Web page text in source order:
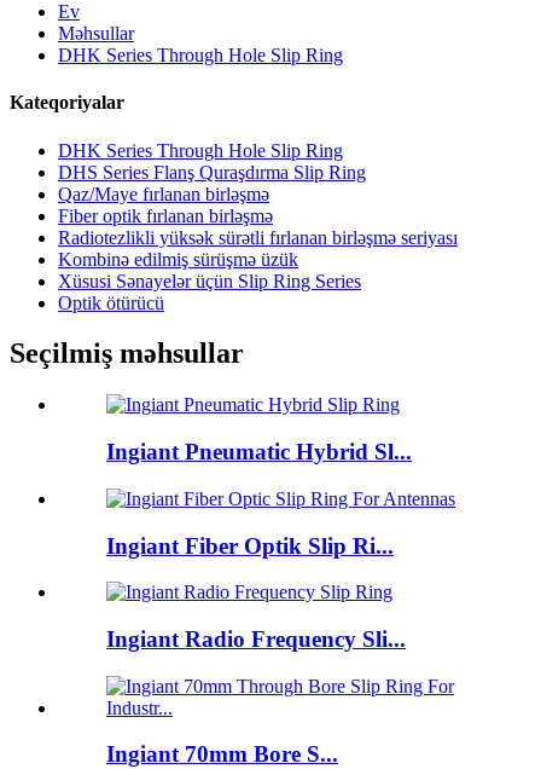
Ev
Məhsullar
DHK Series Through Hole Slip Ring
Kateqoriyalar
DHK Series Through Hole Slip Ring
DHS Series Flanş Quraşdırma Slip Ring
Qaz/Maye fırlanan birləşmə
Fiber optik fırlanan birləşmə
Radiotezlikli yüksək sürətli fırlanan birləşmə seriyası
Kombinə edilmiş sürüşmə üzük
Xüsusi Sənayelər üçün Slip Ring Series
Optik ötürücü
Seçilmiş məhsullar
Ingiant Pneumatic Hybrid Sl...
Ingiant Fiber Optik Slip Ri...
Ingiant Radio Frequency Sli...
Ingiant 70mm Bore S...